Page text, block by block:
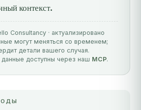
контекст.
Consultancy · актуализировано
могут меняться со временем;
детали вашего случая.
доступны через наш MCP.